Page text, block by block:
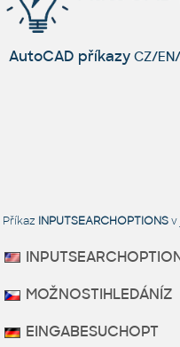
AutoCAD příkazy CZ/
Příkaz INPUTSEARCHOPTIONSv
MOŽNOSTIHLEDÁNÍZ
EINGABESUCHOPT